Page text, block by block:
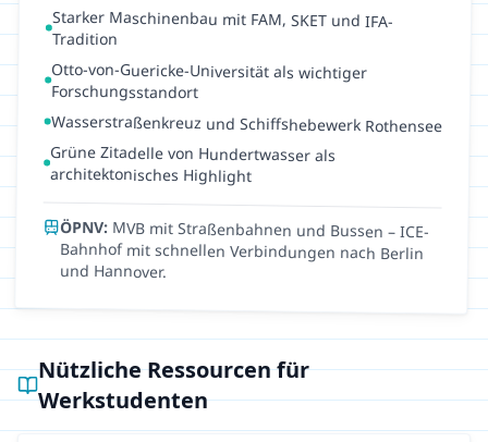
Starker Maschinenbau mit FAM, SKET und IFA-
Tradition
Otto-von-Guericke-Universität als wichtiger
Forschungsstandort
Wasserstraßenkreuz und Schiffshebewerk Rothensee
Grüne Zitadelle von Hundertwasser als
architektonisches Highlight
ÖPNV: MVB mit Straßenbahnen und Bussen – ICE-
Bahnhof mit schnellen Verbindungen nach Berlin
und Hannover.
Nützliche Ressourcen für
Werkstudenten